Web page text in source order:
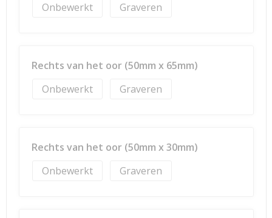
Onbewerkt
Graveren
Rechts van het oor (50mm x 65mm)
Onbewerkt
Graveren
Rechts van het oor (50mm x 30mm)
Onbewerkt
Graveren